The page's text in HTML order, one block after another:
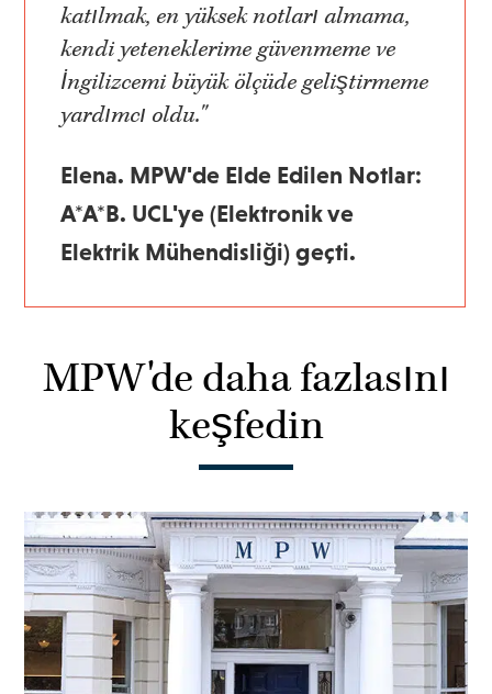
katılmak, en yüksek notları almama,
kendi yeteneklerime güvenmeme ve
İngilizcemi büyük ölçüde geliştirmeme
yardımcı oldu."
Elena. MPW'de Elde Edilen Notlar:
A*A*B. UCL'ye (Elektronik ve
Elektrik Mühendisliği) geçti.
MPW'de daha fazlasını
keşfedin